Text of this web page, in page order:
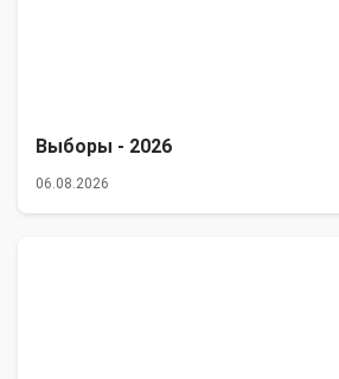
Выборы - 2026
06.08.2026